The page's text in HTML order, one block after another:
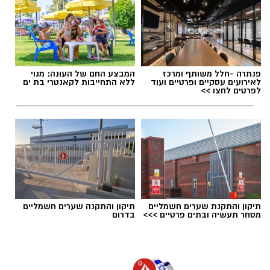
הלב שלנו אולי נשבר לפעמים, אבל אנחנו לא
חייבים להישבר יחד איתו.
מערכת האתר / 09:04 23.07.26
תגים:טד
פנתרה -חלל משותף ומרכז
לאירועים עסקיים ופרטיים ועוד
לפרטים לחצו >>
המבצע החם של העונה: מנוי
ללא התחייבות לקאנטרי בת ים
תיקון והתקנת שערים חשמליים
מסחר תעשיה ובתים פרטיים >>>
תיקון והתקנה שערים חשמליים
בדרום